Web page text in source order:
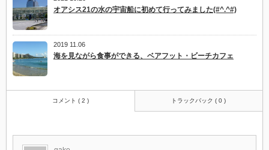
オアシス21の水の宇宙船に初めて行ってみました(#^.^#)
2019 11.06
海を見ながら食事ができる、ベアフット・ビーチカフェ
コメント ( 2 ) トラックバック ( 0 )